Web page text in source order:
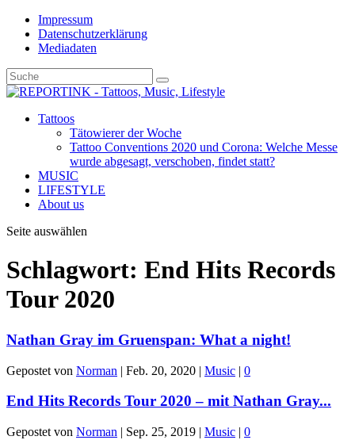
Impressum
Datenschutzerklärung
Mediadaten
Tattoos
Tätowierer der Woche
Tattoo Conventions 2020 und Corona: Welche Messe
wurde abgesagt, verschoben, findet statt?
MUSIC
LIFESTYLE
About us
Seite auswählen
Schlagwort: End Hits Records
Tour 2020
Nathan Gray im Gruenspan: What a night!
Gepostet von Norman | Feb. 20, 2020 | Music | 0
End Hits Records Tour 2020 – mit Nathan Gray...
Gepostet von Norman | Sep. 25, 2019 | Music | 0